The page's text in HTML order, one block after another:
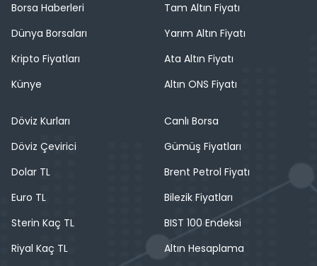
Borsa Haberleri
Dünya Borsaları
Kripto Fiyatları
Künye
Tam Altın Fiyatı
Yarım Altın Fiyatı
Ata Altın Fiyatı
Altın ONS Fiyatı
Döviz Kurları
Döviz Çevirici
Dolar TL
Euro TL
Sterin Kaç TL
Riyal Kaç TL
Canlı Borsa
Gümüş Fiyatları
Brent Petrol Fiyatı
Bilezik Fiyatları
BIST 100 Endeksi
Altın Hesaplama